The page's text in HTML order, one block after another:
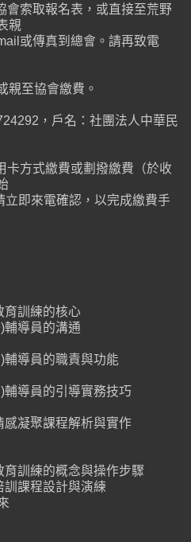
會索取報名表，或直接至荒野
親
真到總會。請再致電
親至協會繳費。
，戶名：社團法人中華民
繳費或劃撥繳費（於收
電確認，以完成繳費手
訓練的核心
導員的溝通
導員的職責與功能
導員的引導實務技巧
凝聚課程解析與實作
訓練的概念與操作步驟
課程設計與演練